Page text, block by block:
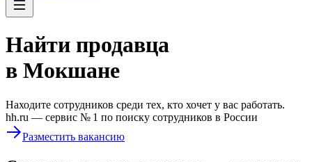
Найти продавца
в Мокшане
Находите сотрудников среди тех, кто хочет у вас работать.
hh.ru — сервис № 1 по поиску сотрудников в России
Разместить вакансию